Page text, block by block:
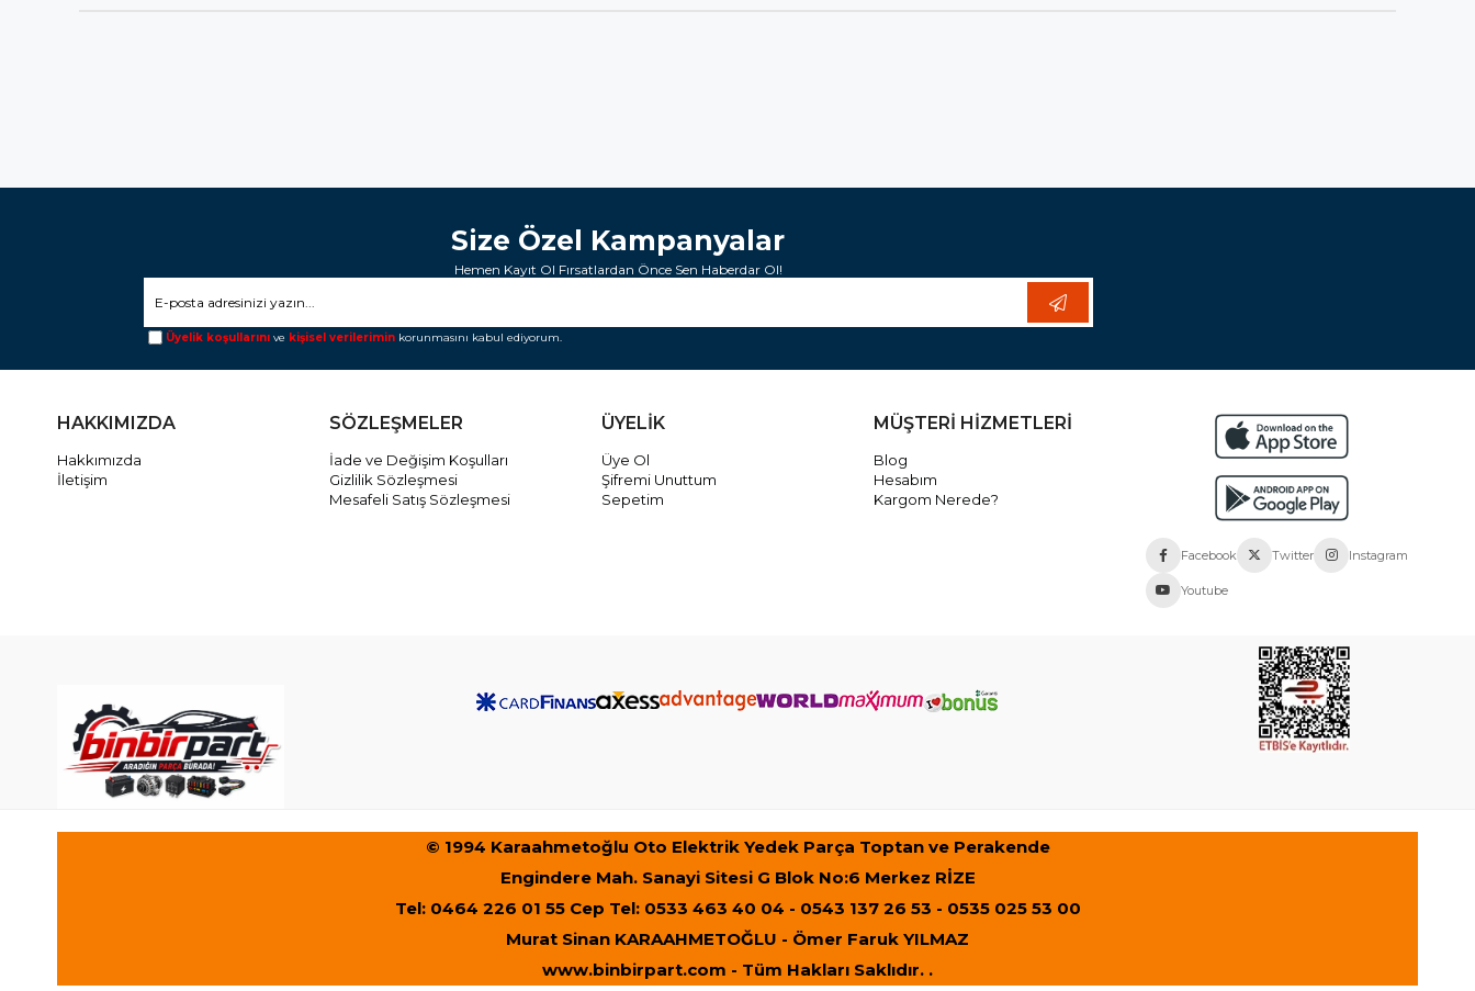
Size Özel Kampanyalar
Hemen Kayıt Ol Fırsatlardan Önce Sen Haberdar Ol!
Üyelik koşullarını ve kişisel verilerimin korunmasını kabul ediyorum.
HAKKIMIZDA
Hakkımızda
İletişim
SÖZLEŞMELER
İade ve Değişim Koşulları
Gizlilik Sözleşmesi
Mesafeli Satış Sözleşmesi
ÜYELİK
Üye Ol
Şifremi Unuttum
Sepetim
MÜŞTERİ HİZMETLERİ
Blog
Hesabım
Kargom Nerede?
Facebook Twitter Instagram
Youtube
© 1994 Karaahmetoğlu Oto Elektrik Yedek Parça Toptan ve Perakende
Engindere Mah. Sanayi Sitesi G Blok No:6 Merkez RİZE
Tel: 0464 226 01 55 Cep Tel: 0533 463 40 04 - 0543 137 26 53 - 0535 025 53 00
Murat Sinan KARAAHMETOĞLU - Ömer Faruk YILMAZ
www.binbirpart.com - Tüm Hakları Saklıdır. .